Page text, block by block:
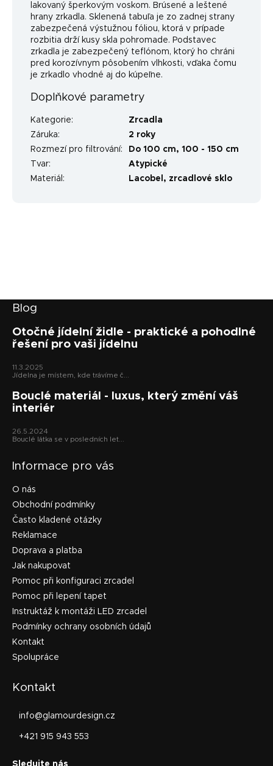
lakovaný šperkovým voskom. Brúsené a leštené
hrany zrkadla. Sklenená tabuľa je zo zadnej strany
zabezpečená výstužnou fóliou, ktorá v prípade
rozbitia drží kusy skla pohromade. Podstavec
zrkadla je zabezpečený teflónom, ktorý ho chráni
pred korozívnym pôsobením vlhkosti, vďaka čomu
je zrkadlo vhodné aj do kúpeľne.
Doplňkové parametry
Kategorie:
Zrcadla
Záruka:
2 roky
Rozmezí pro filtrování: Do 100 cm, 100 - 150 cm
Tvar:
Atypické
Materiál : Lacobel, zrcadlové sklo
Blog
Otočné jídelní židle - praktické a pohodlné
řešení pro vaši jídelnu
11.3.2025
Jídelna je místem, kde trávíme č...
Bouclé materiál - luxus, který změní váš
interiér
26.5.2024
Bouclé látka se v posledních let...
Informace pro vás
O nás
Obchodní podmínky
Často kladené otázky
Reklamace
Doprava a platba
Jak nakupovat
Pomoc při konfiguraci zrcadel
Pomoc při lepení tapet
Instruktáž k montáži LED zrcadel
Podmínky ochrany osobních údajů
Kontakt
Spolupráce
Kontakt
info@glamourdesign.cz
+421 915 943 553